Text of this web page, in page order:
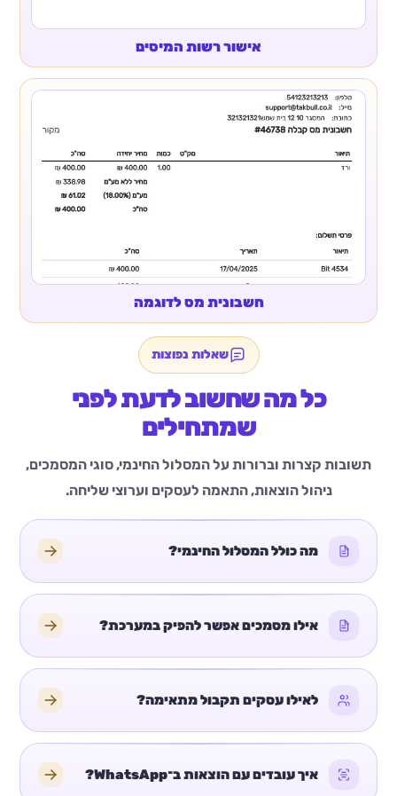
אישור רשות המיסים
חשבונית מס לדוגמה
שאלות נפוצות
כל מה שחשוב לדעת לפני
שמתחילים
תשובות קצרות וברורות על המסלול החינמי, סוגי המסמכים,
ניהול הוצאות, התאמה לעסקים וערוצי שליחה.
מה כולל המסלול החינמי?
אילו מסמכים אפשר להפיק במערכת?
לאילו עסקים תקבול מתאימה?
איך עובדים עם הוצאות ב־WhatsApp?